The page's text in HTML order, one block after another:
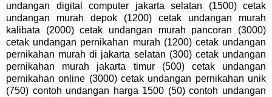
undangan digital computer jakarta selatan (1500) cetak
undangan murah depok (1200) cetak undangan murah
kalibata (2000) cetak undangan murah pancoran (3000)
cetak undangan pernikahan murah (1200) cetak undangan
pernikahan murah di jakarta selatan (300) cetak undangan
pernikahan murah jakarta timur (500) cetak undangan
pernikahan online (3000) cetak undangan pernikahan unik
(750) contoh undangan harga 1500 (50) contoh undangan